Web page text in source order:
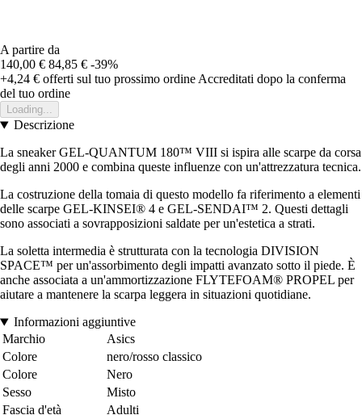
A partire da
140,00 € 84,85 € -39%
+4,24 € offerti sul tuo prossimo ordine Accreditati dopo la conferma
del tuo ordine
Loading...
Descrizione
La sneaker GEL-QUANTUM 180™ VIII si ispira alle scarpe da corsa
degli anni 2000 e combina queste influenze con un'attrezzatura tecnica.
La costruzione della tomaia di questo modello fa riferimento a elementi
delle scarpe GEL-KINSEI® 4 e GEL-SENDAI™ 2. Questi dettagli
sono associati a sovrapposizioni saldate per un'estetica a strati.
La soletta intermedia è strutturata con la tecnologia DIVISION
SPACE™ per un'assorbimento degli impatti avanzato sotto il piede. È
anche associata a un'ammortizzazione FLYTEFOAM® PROPEL per
aiutare a mantenere la scarpa leggera in situazioni quotidiane.
Informazioni aggiuntive
Marchio
Asics
Colore
nero/rosso classico
Colore
Nero
Sesso
Misto
Fascia d'età
Adulti